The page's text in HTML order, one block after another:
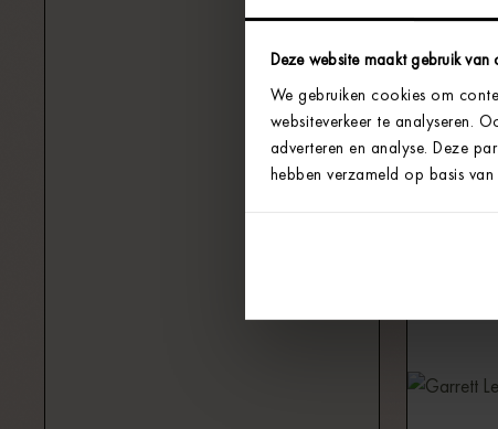
Deze website maakt gebruik van
We gebruiken cookies om
websiteverkeer te analyseren.
adverteren en analyse. Deze
hebben verzameld op basis